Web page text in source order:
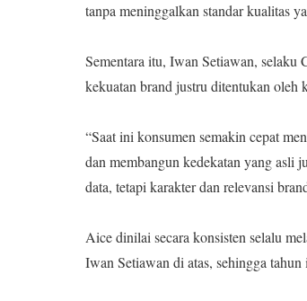
tanpa meninggalkan standar kualitas
‎Sementara itu, Iwan Setiawan, selaku
kekuatan brand justru ditentukan oleh
‎“Saat ini konsumen semakin cepat
dan membangun kedekatan yang asli
data, tetapi karakter dan relevansi
‎Aice dinilai secara konsisten selalu
Iwan Setiawan di atas, sehingga